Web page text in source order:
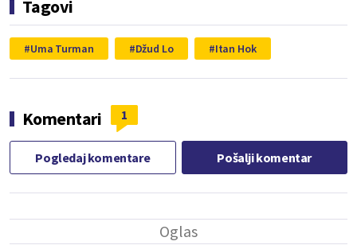
Tagovi
Uma Turman Džud Lo Itan Hok
Komentari 1
Pogledaj komentare Pošalji komentar